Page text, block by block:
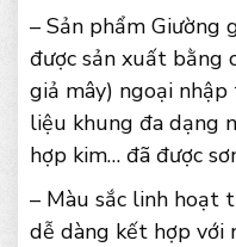
– Sản phẩm Giường
được sản xuất bằng
giả mây) ngoại
liệu khung đa dạng
hợp kim… đã được
– Màu sắc linh hoạt
dễ dàng kết hợp với